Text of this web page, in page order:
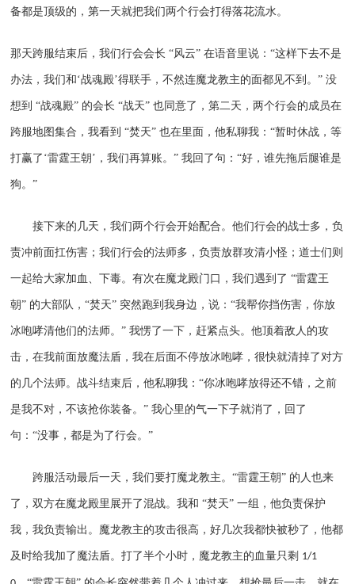
备都是顶级的，第一天就把我们两个行会打得落花流水。
那天跨服结束后，我们行会会长 “风云” 在语音里说：“这样下去不是
办法，我们和‘战魂殿’得联手，不然连魔龙教主的面都见不到。” 没
想到 “战魂殿” 的会长 “战天” 也同意了，第二天，两个行会的成员在
跨服地图集合，我看到 “焚天” 也在里面，他私聊我：“暂时休战，等
打赢了‘雷霆王朝’，我们再算账。” 我回了句：“好，谁先拖后腿谁是
狗。”
接下来的几天，我们两个行会开始配合。他们行会的战士多，负
责冲前面扛伤害；我们行会的法师多，负责放群攻清小怪；道士们则
一起给大家加血、下毒。有次在魔龙殿门口，我们遇到了 “雷霆王
朝” 的大部队，“焚天” 突然跑到我身边，说：“我帮你挡伤害，你放
冰咆哮清他们的法师。” 我愣了一下，赶紧点头。他顶着敌人的攻
击，在我前面放魔法盾，我在后面不停放冰咆哮，很快就清掉了对方
的几个法师。战斗结束后，他私聊我：“你冰咆哮放得还不错，之前
是我不对，不该抢你装备。” 我心里的气一下子就消了，回了
句：“没事，都是为了行会。”
跨服活动最后一天，我们要打魔龙教主。“雷霆王朝” 的人也来
了，双方在魔龙殿里展开了混战。我和 “焚天” 一组，他负责保护
我，我负责输出。魔龙教主的攻击很高，好几次我都快被秒了，他都
及时给我加了魔法盾。打了半个小时，魔龙教主的血量只剩 1/1